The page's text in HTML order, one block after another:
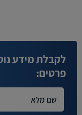
לקבלת מידע
פרטים: